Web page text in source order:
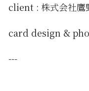
client : 株式会社鷹
card design &
---